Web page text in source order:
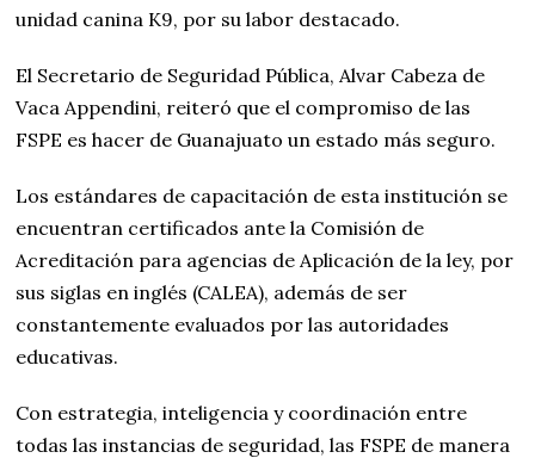
unidad canina K9, por su labor destacado.
El Secretario de Seguridad Pública, Alvar Cabeza de
Vaca Appendini, reiteró que el compromiso de las
FSPE es hacer de Guanajuato un estado más seguro.
Los estándares de capacitación de esta institución se
encuentran certificados ante la Comisión de
Acreditación para agencias de Aplicación de la ley, por
sus siglas en inglés (CALEA), además de ser
constantemente evaluados por las autoridades
educativas.
Con estrategia, inteligencia y coordinación entre
todas las instancias de seguridad, las FSPE de manera